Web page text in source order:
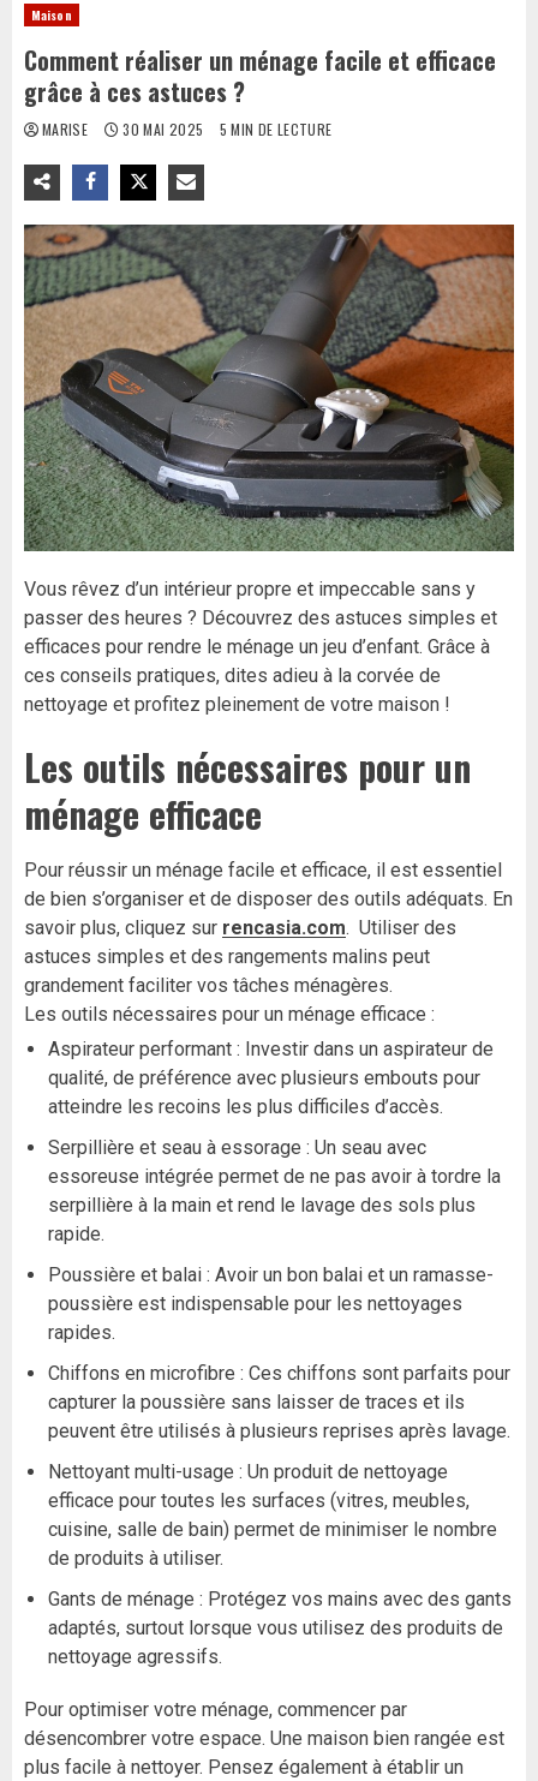
Maison
Comment réaliser un ménage facile et efficace
grâce à ces astuces ?
MARISE 30 MAI 2025 5 MIN DE LECTURE
Vous rêvez d’un intérieur propre et impeccable sans y
passer des heures ? Découvrez des astuces simples et
efficaces pour rendre le ménage un jeu d’enfant. Grâce à
ces conseils pratiques, dites adieu à la corvée de
nettoyage et profitez pleinement de votre maison !
Les outils nécessaires pour un
ménage efficace
Pour réussir un ménage facile et efficace, il est essentiel
de bien s’organiser et de disposer des outils adéquats. En
savoir plus, cliquez sur rencasia.com. Utiliser des
astuces simples et des rangements malins peut
grandement faciliter vos tâches ménagères.
Les outils nécessaires pour un ménage efficace :
Aspirateur performant : Investir dans un aspirateur de
qualité, de préférence avec plusieurs embouts pour
atteindre les recoins les plus difficiles d’accès.
Serpillière et seau à essorage : Un seau avec
essoreuse intégrée permet de ne pas avoir à tordre la
serpillière à la main et rend le lavage des sols plus
rapide.
Poussière et balai : Avoir un bon balai et un ramasse-
poussière est indispensable pour les nettoyages
rapides.
Chiffons en microfibre : Ces chiffons sont parfaits pour
capturer la poussière sans laisser de traces et ils
peuvent être utilisés à plusieurs reprises après lavage.
Nettoyant multi-usage : Un produit de nettoyage
efficace pour toutes les surfaces (vitres, meubles,
cuisine, salle de bain) permet de minimiser le nombre
de produits à utiliser.
Gants de ménage : Protégez vos mains avec des gants
adaptés, surtout lorsque vous utilisez des produits de
nettoyage agressifs.
Pour optimiser votre ménage, commencer par
désencombrer votre espace. Une maison bien rangée est
plus facile à nettoyer. Pensez également à établir un